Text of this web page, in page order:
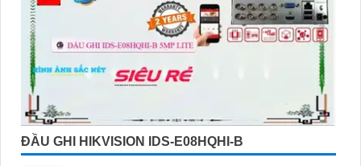
ĐẦU GHI HIKVISION IDS-E08HQHI-B